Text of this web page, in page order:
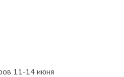
11-14 июня